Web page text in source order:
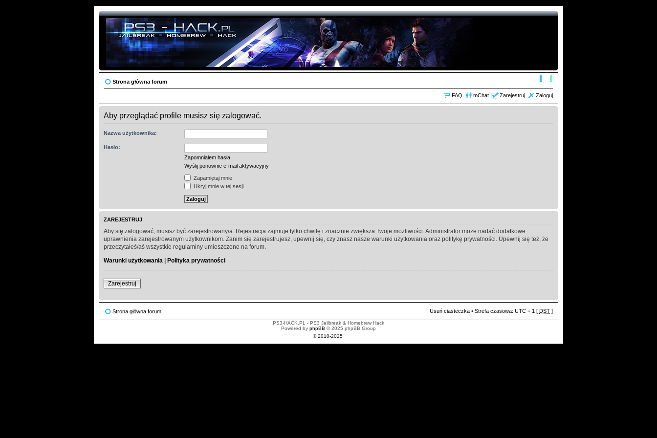
Strona główna forum
FAQ mChat Zarejestruj Zaloguj
Aby przeglądać profile musisz się zalogować.
Nazwa użytkownika:
Hasło:
Zapomniałem hasła
Wyślij ponownie e-mail aktywacyjny
Zapamiętaj mnie
Ukryj mnie w tej sesji
ZAREJESTRUJ
Aby się zalogować, musisz być zarejestrowany/a. Rejestracja zajmuje tylko chwilę i znacznie zwiększa Twoje możliwości. Administrator może nadać dodatkowe
uprawnienia zarejestrowanym użytkownikom. Zanim się zarejestrujesz, upewnij się, czy znasz nasze warunki użytkowania oraz politykę prywatności. Upewnij się też, że
przeczytałeś/aś wszystkie regulaminy umieszczone na forum.
Warunki użytkowania | Polityka prywatności
Zarejestruj
Strona główna forum Usuń ciasteczka • Strefa czasowa: UTC + 1 [ DST ]
PS3-HACK.PL - PS3 Jailbreak & Homebrew Hack
Powered by phpBB © 2025 phpBB Group
© 2010-2025